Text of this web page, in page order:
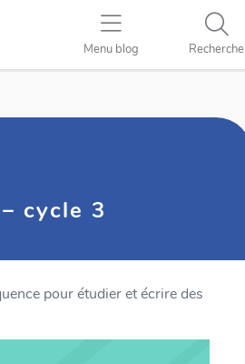
Menu blog Recherche
cycle 3
pour étudier et écrire des